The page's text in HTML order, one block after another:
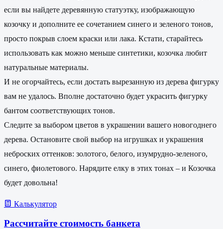
если вы найдете деревянную статуэтку, изображающую
козочку и дополните ее сочетанием синего и зеленого тонов,
просто покрыв слоем краски или лака. Кстати, старайтесь
использовать как можно меньше синтетики, козочка любит
натуральные материалы.
И не огорчайтесь, если достать вырезанную из дерева фигурку
вам не удалось. Вполне достаточно будет украсить фигурку
бантом соответствующих тонов.
Следите за выбором цветов в украшении вашего новогоднего
дерева. Остановите свой выбор на игрушках и украшения
неброских оттенков: золотого, белого, изумрудно-зеленого,
синего, фиолетового. Нарядите елку в этих тонах – и Козочка
будет довольна!
Калькулятор
Рассчитайте стоимость банкета